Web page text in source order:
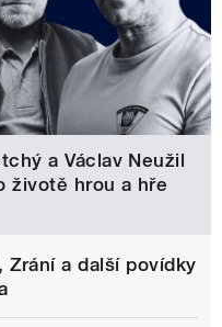
a Václav Neužil
životě hrou a hře
a další povídky